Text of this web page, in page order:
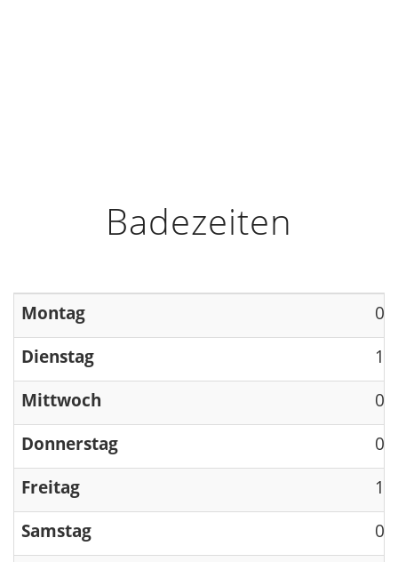
Badezeiten
Montag
Dienstag
Mittwoch
Donnerstag
Freitag
Samstag